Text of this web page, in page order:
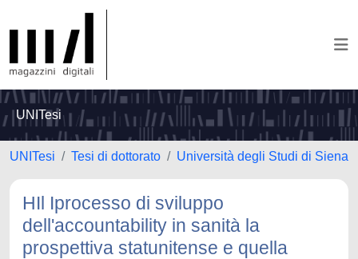
UNITesi
UNITesi Tesi di dottorato Università degli Studi di Siena
HIl Iprocesso di sviluppo
dell'accountability in sanità la
prospettiva statunitense e quella